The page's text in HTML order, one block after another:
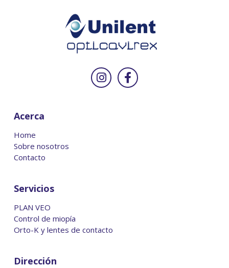
Síguenos en
Síguenos en
Acerca
Home
Sobre nosotros
Contacto
Servicios
PLAN VEO
Control de miopía
Orto-K y lentes de contacto
Dirección